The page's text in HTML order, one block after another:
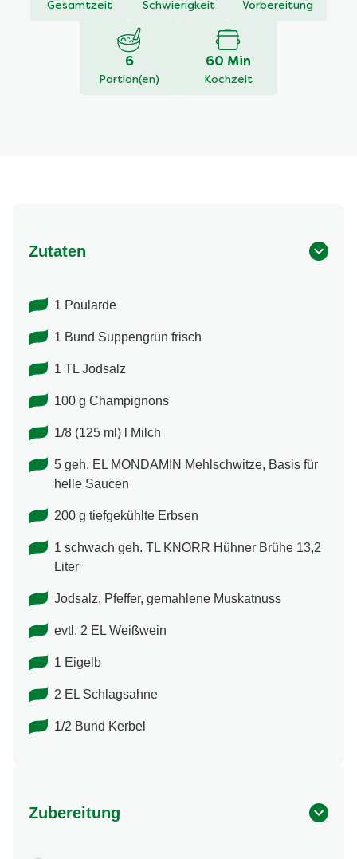
Gesamtzeit Schwierigkeit Vorbereitung
6
Portion(en)
60 Min
Kochzeit
Zutaten
1 Poularde
1 Bund Suppengrün frisch
1 TL Jodsalz
100 g Champignons
1/8 (125 ml) l Milch
5 geh. EL MONDAMIN Mehlschwitze, Basis für
helle Saucen
200 g tiefgekühlte Erbsen
1 schwach geh. TL KNORR Hühner Brühe 13,2
Liter
Jodsalz, Pfeffer, gemahlene Muskatnuss
evtl. 2 EL Weißwein
1 Eigelb
2 EL Schlagsahne
1/2 Bund Kerbel
Zubereitung